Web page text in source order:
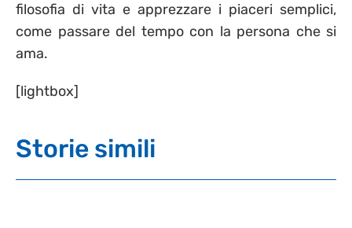
filosofia di vita e apprezzare i piaceri semplici,
come passare del tempo con la persona che si
ama.
[lightbox]
Storie simili